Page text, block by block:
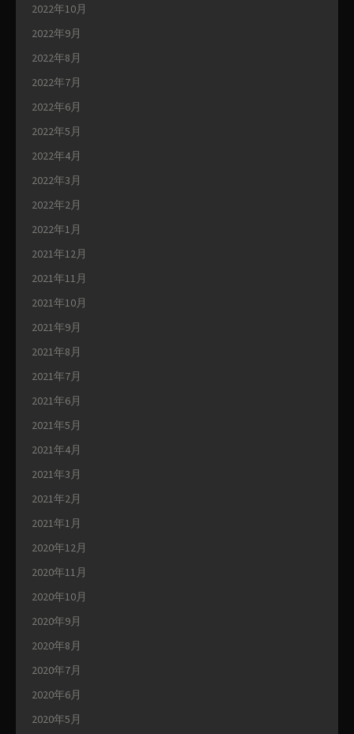
2022年10月
2022年9月
2022年8月
2022年7月
2022年6月
2022年5月
2022年4月
2022年3月
2022年2月
2022年1月
2021年12月
2021年11月
2021年10月
2021年9月
2021年8月
2021年7月
2021年6月
2021年5月
2021年4月
2021年3月
2021年2月
2021年1月
2020年12月
2020年11月
2020年10月
2020年9月
2020年8月
2020年7月
2020年6月
2020年5月